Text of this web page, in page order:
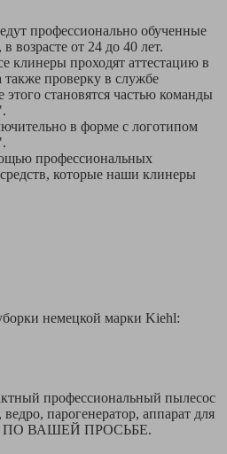
профессионально обученные
возрасте от 24 до 40 лет.
клинеры проходят аттестацию в
проверку в службе
этого становятся частью команды
в форме с логотипом
профессиональных
которые наши клинеры
немецкой марки Kiehl:
профессиональный пылесос
парогенератор, аппарат для
ПО ВАШЕЙ ПРОСЬБЕ.